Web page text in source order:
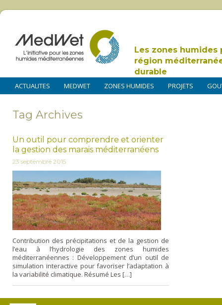
Les zones humides
région
durable
ACTUALITES MEDWET ZONES HUMIDES PROJETS
Tag Archives
Un outil pour comprendre et orienter
la gestion des marais méditerranéens
23 septembre 2015
Contribution des précipitations et de la gestion de
l’eau à l’hydrologie des zones humides
méditerranéennes : Développement d’un outil de
simulation interactive pour favoriser l’adaptation à
la variabilité climatique. Résumé Les […]